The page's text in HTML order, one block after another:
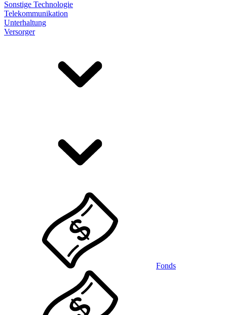
Sonstige Technologie
Telekommunikation
Unterhaltung
Versorger
Fonds